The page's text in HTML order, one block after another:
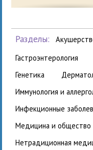
Разделы:
гастроэнтерология
генетика
иммунология и
инфекционные
медицина и общество
нетрадиционная